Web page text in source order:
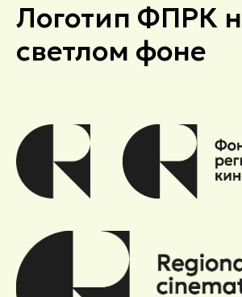
Логотип ФПРК
светлом фоне